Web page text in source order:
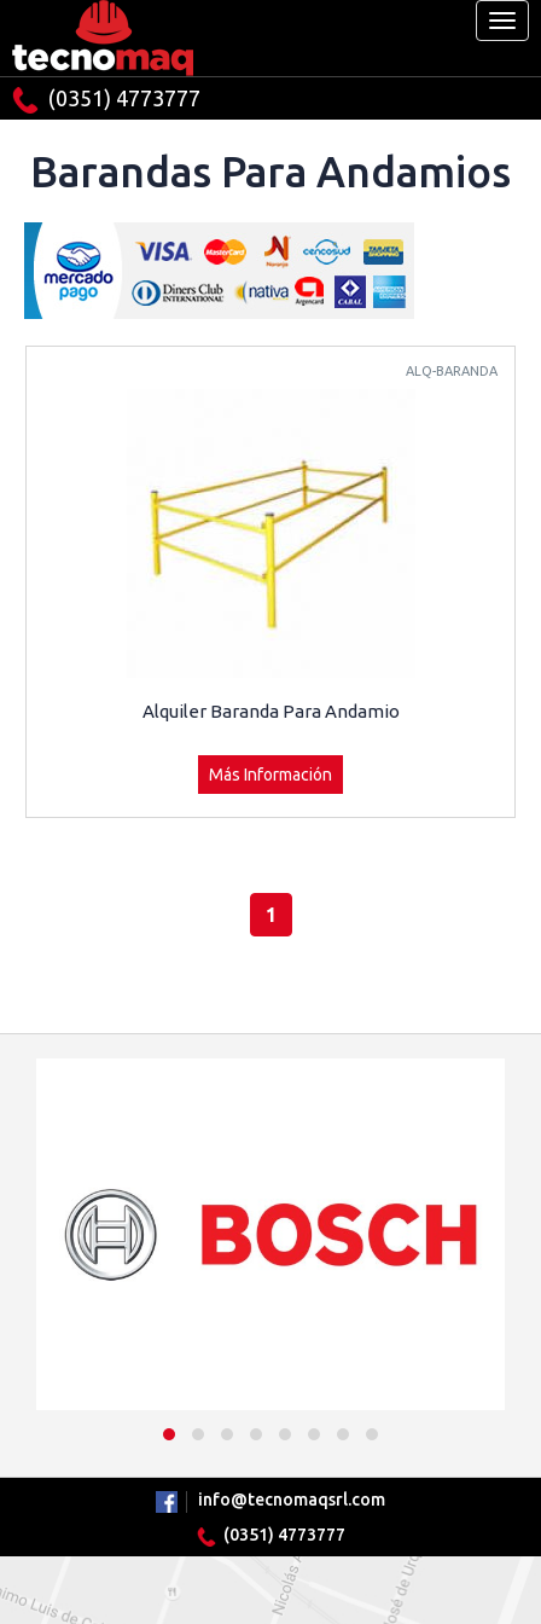
(0351) 4773777
Barandas Para Andamios
ALQ-BARANDA
Alquiler Baranda Para Andamio
Más Información
1
info@tecnomaqsrl.com
(0351) 4773777